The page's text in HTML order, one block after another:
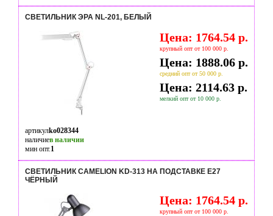
СВЕТИЛЬНИК ЭРА NL-201, БЕЛЫЙ
Цена: 1764.54 р.
крупный опт от 100 000 р.
Цена: 1888.06 р.
средний опт от 50 000 р.
Цена: 2114.63 р.
мелкий опт от 10 000 р.
артикулko028344
наличиев наличии
мин опт.1
СВЕТИЛЬНИК CAMELION KD-313 НА ПОДСТАВКЕ E27
ЧЁРНЫЙ
Цена: 1764.54 р.
крупный опт от 100 000 р.